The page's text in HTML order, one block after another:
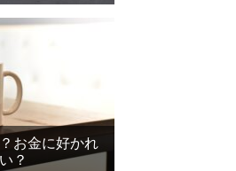
お金に好かれ
？